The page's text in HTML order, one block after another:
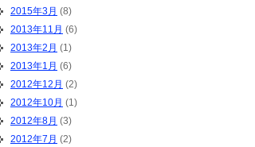
2015年3月 (8)
2013年11月 (6)
2013年2月 (1)
2013年1月 (6)
2012年12月 (2)
2012年10月 (1)
2012年8月 (3)
2012年7月 (2)